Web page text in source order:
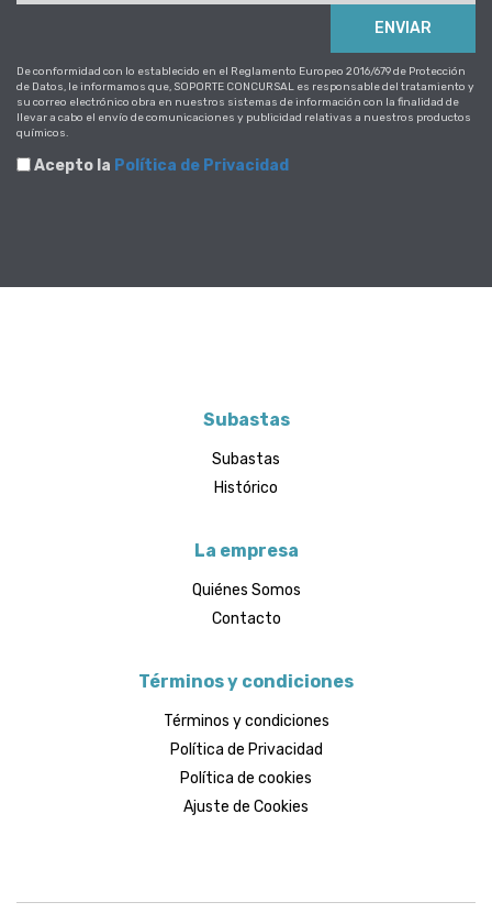
ENVIAR
De conformidad con lo establecido en el Reglamento Europeo 2016/679 de Protección
de Datos, le informamos que, SOPORTE CONCURSAL es responsable del tratamiento y
su correo electrónico obra en nuestros sistemas de información con la finalidad de
llevar a cabo el envío de comunicaciones y publicidad relativas a nuestros productos
químicos.
Acepto la Política de Privacidad
Subastas
Subastas
Histórico
La empresa
Quiénes Somos
Contacto
Términos y condiciones
Términos y condiciones
Política de Privacidad
Política de cookies
Ajuste de Cookies